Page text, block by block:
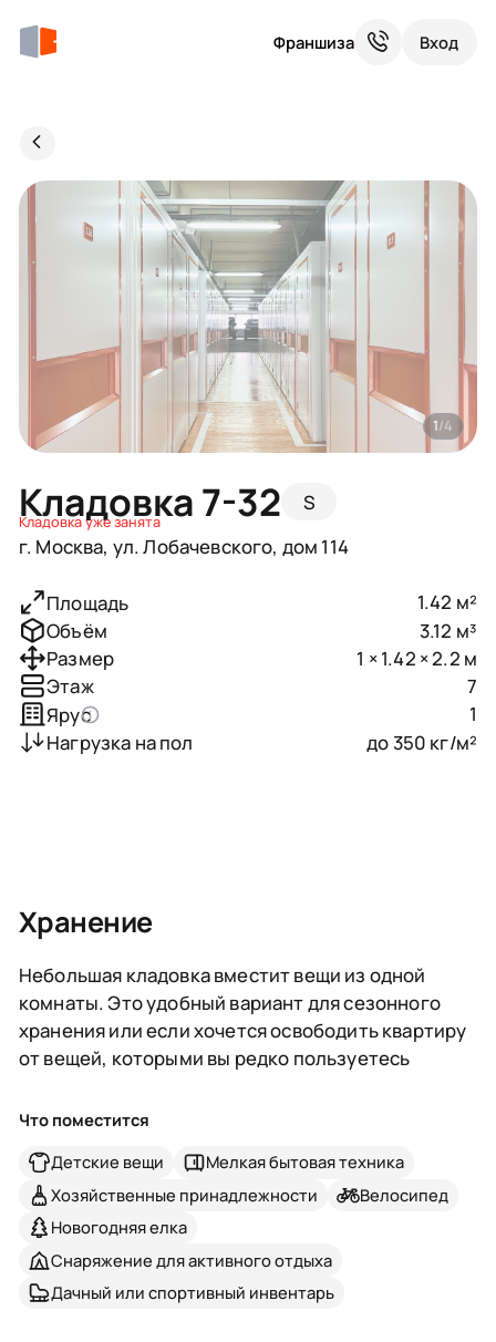
Франшиза Вход
Кладовка 7-32 S
Кладовка уже занята
г. Москва, ул. Лобачевского, дом 114
1/4
Площадь
1.42 м²
Объём
3.12 м³
Размер
1 × 1.42 × 2.2 м
Этаж
7
Ярус
1
Нагрузка на пол
до 350 кг/м²
Хранение
Небольшая кладовка вместит вещи из одной
комнаты. Это удобный вариант для сезонного
хранения или если хочется освободить квартиру
от вещей, которыми вы редко пользуетесь
Что поместится
Детские вещи
Мелкая бытовая техника
Хозяйственные принадлежности
Велосипед
Новогодняя елка
Снаряжение для активного отдыха
Дачный или спортивный инвентарь